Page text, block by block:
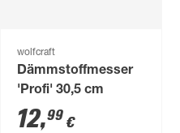
wolfcraft
Dämmstoffmesser
'Profi' 30,5 cm
12,99 €